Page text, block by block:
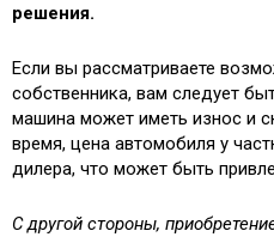
решения.
Если вы рассматриваете
собственника, вам следует
машина может иметь износ и
время, цена автомобиля у
дилера, что может быть
С другой стороны,